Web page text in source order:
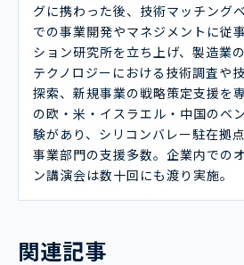
グに携わった後、技術マッチング
での事業開発やマネジメントに従
ション研究所を立ち上げ、製造業
テクノロジーにおける技術調査や
探索、新規事業の戦略策定支援を
の欧・米・イスラエル・中国のベ
験があり、シリコンバレー駐在拠
事業部門の支援多数。企業内での
ン講演会は数十回にも渡り実施。
関連記事